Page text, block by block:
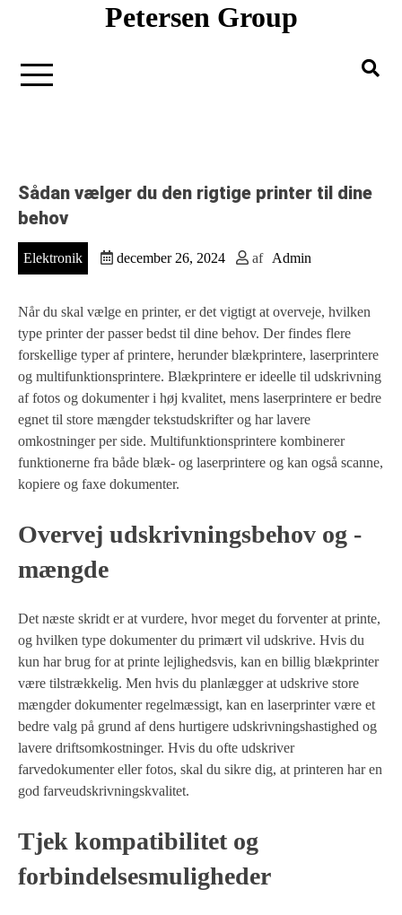
Petersen Group
Sådan vælger du den rigtige printer til dine
behov
Elektronik december 26, 2024 af Admin
Når du skal vælge en printer, er det vigtigt at overveje, hvilken
type printer der passer bedst til dine behov. Der findes flere
forskellige typer af printere, herunder blækprintere, laserprintere
og multifunktionsprintere. Blækprintere er ideelle til udskrivning
af fotos og dokumenter i høj kvalitet, mens laserprintere er bedre
egnet til store mængder tekstudskrifter og har lavere
omkostninger per side. Multifunktionsprintere kombinerer
funktionerne fra både blæk- og laserprintere og kan også scanne,
kopiere og faxe dokumenter.
Overvej udskrivningsbehov og -
mængde
Det næste skridt er at vurdere, hvor meget du forventer at printe,
og hvilken type dokumenter du primært vil udskrive. Hvis du
kun har brug for at printe lejlighedsvis, kan en billig blækprinter
være tilstrækkelig. Men hvis du planlægger at udskrive store
mængder dokumenter regelmæssigt, kan en laserprinter være et
bedre valg på grund af dens hurtigere udskrivningshastighed og
lavere driftsomkostninger. Hvis du ofte udskriver
farvedokumenter eller fotos, skal du sikre dig, at printeren har en
god farveudskrivningskvalitet.
Tjek kompatibilitet og
forbindelsesmuligheder